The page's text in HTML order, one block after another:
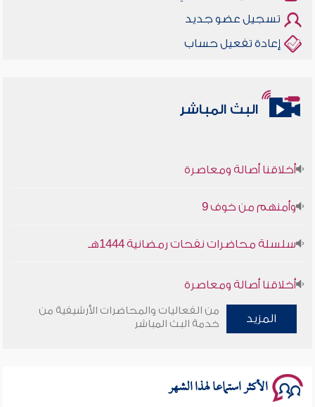
تسجيل عضو جديد
إعادة تفعيل حساب
البث المباشر
أخلاقنا أصالة ومعاصرة
وأمنهم من خوف 9
سلسلة محاضرات نفحات رمضانية 1444هـ
أخلاقنا أصالة ومعاصرة
وأمنهم من خوف 9
المزيد
من الفعاليات والمحاضرات الأرشيفية من
خدمة البث المباشر
الأكثر استماعا لهذا الشهر